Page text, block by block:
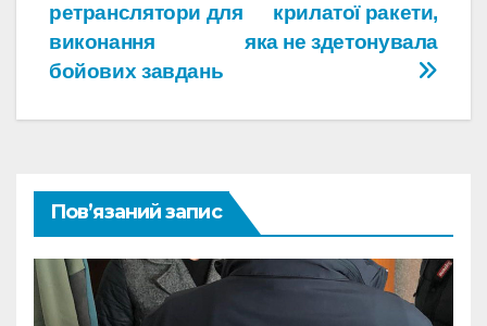
крилатої ракети,
яка не здетонувала
ретранслятори для
виконання
бойових завдань
Пов’язаний запис